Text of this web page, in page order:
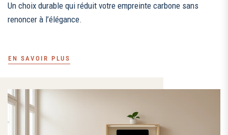
Un choix durable qui réduit votre empreinte carbone sans
renoncer à l’élégance.
EN SAVOIR PLUS